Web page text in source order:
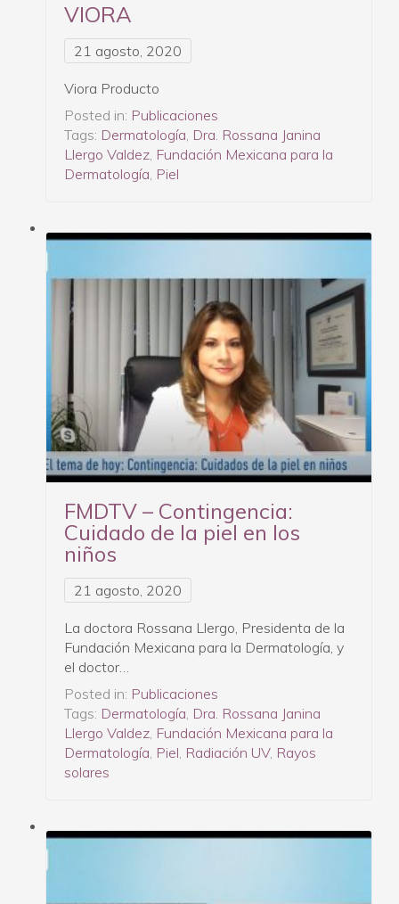
VIORA
21 agosto, 2020
Viora Producto
Posted in: Publicaciones
Tags: Dermatología, Dra. Rossana Janina
Llergo Valdez, Fundación Mexicana para la
Dermatología, Piel
FMDTV – Contingencia:
Cuidado de la piel en los
niños
21 agosto, 2020
La doctora Rossana Llergo, Presidenta de la
Fundación Mexicana para la Dermatología, y
el doctor…
Posted in: Publicaciones
Tags: Dermatología, Dra. Rossana Janina
Llergo Valdez, Fundación Mexicana para la
Dermatología, Piel, Radiación UV, Rayos
solares